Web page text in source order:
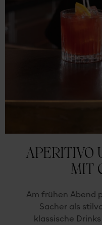
APERITIVO
MIT
Am frühen Abend
Sacher als
klassische